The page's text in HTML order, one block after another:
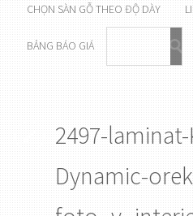
CHỌN SÀN GỖ THEO ĐỘ DÀY
BẢNG BÁO GIÁ
2497-
Dynamic-